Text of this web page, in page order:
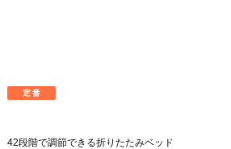
42段階で調節できる折りたたみベッド